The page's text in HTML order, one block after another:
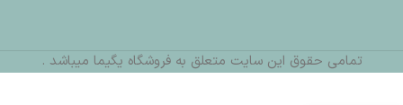
تمامی حقوق این سایت متعلق به فروشگاه یگیما میباشد .